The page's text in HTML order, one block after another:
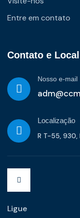
Entre em contato
Contato e
Nosso e-mail
Localização
R T-55, 930,
Ligue